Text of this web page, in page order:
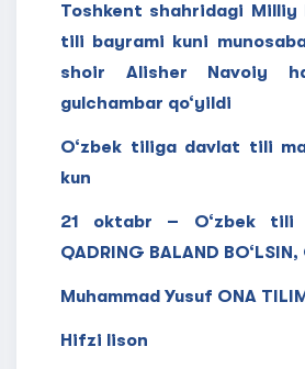
Toshkent shahridagi Milliy
tili bayrami kuni
shoir Alisher Navoiy
gulchambar qo‘yildi
O‘zbek tiliga davlat tili
kun
21 oktabr – O‘zbek tili
QADRING BALAND
Muhammad Yusuf ONA
Hifzi lison